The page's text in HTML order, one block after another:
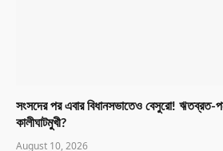
সংসদের পর এবার বিধানসভাতেও বেসুরো! ঋতব্রত-
কালীঘাটমুখী?
August 10, 2026